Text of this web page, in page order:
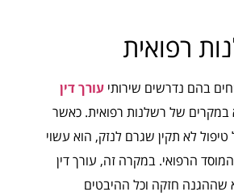
רפואית
בהם נדרשים שירותי עורך דין
במקרים של רשלנות רפואית. כאשר
לא תקין שגרם לנזק, הוא עשוי
הרפואי. במקרה זה, עורך דין
שההגנה חזקה וכל ההיבטים